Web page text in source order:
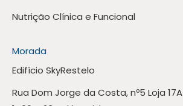
Nutrição Clínica e Funcional
Morada
Edifício SkyRestelo
Rua Dom Jorge da Costa, nº5 Loja 17A